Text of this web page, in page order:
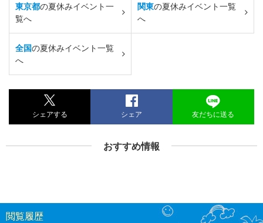
東京都の夏休みイベント一
覧へ
関東の夏休みイベント一覧
へ
全国の夏休みイベント一覧
へ
シェアする シェア 友だちに送る
おすすめ情報
閲覧履歴